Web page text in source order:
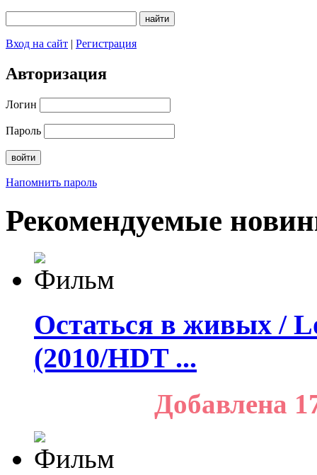
Вход на сайт | Регистрация
Авторизация
Логин
Пароль
Напомнить пароль
Рекомендуемые
Остаться в живых /
(2010/HDT ...
Добавлена